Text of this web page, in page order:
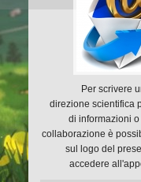
Per scrivere
direzione scientifica
di informazioni
collaborazione è
sul logo del
accedere